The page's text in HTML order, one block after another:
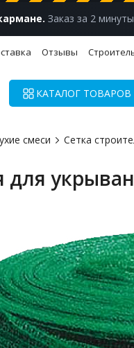
Заказ за 2
Отзывы
КАТАЛОГ ТОВАРОВ
смеси Сетка
для